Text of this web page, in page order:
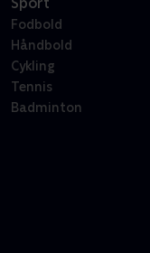
Sport
Fodbold
Håndbold
Cykling
Tennis
Badminton